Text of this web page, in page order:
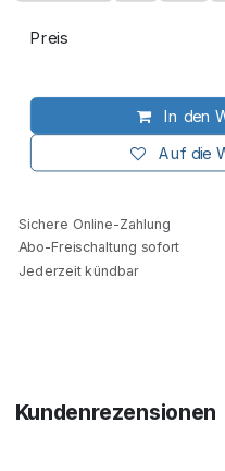
In den
Auf die
Preis
Sichere Online-Zahlung
Abo-Freischaltung sofort
Jederzeit kündbar
Kundenrezensionen